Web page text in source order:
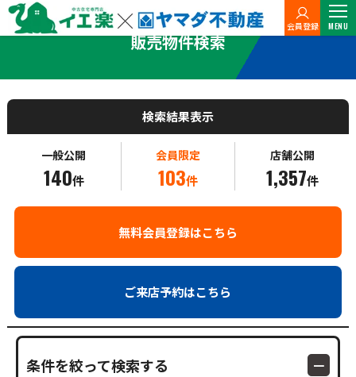
会員登録 MENU
イエ楽×ヤマダ不動産 販売物件検索
販売物件検索
検索結果表示
一般公開
140件
会員限定
103件
店舗公開
1,357件
無料会員登録はこちら
ご来店予約はこちら
条件を絞って検索する